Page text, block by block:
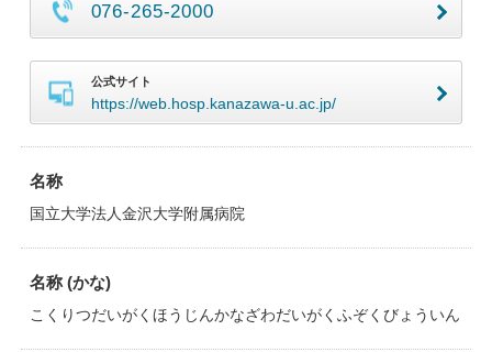
076-265-2000
公式サイト
https://web.hosp.kanazawa-u.ac.jp/
名称
国立大学法人金沢大学附属病院
名称 (かな)
こくりつだいがくほうじんかなざわだいがくふぞくびょういん